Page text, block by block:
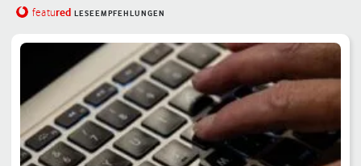
featured LESEEMPFEHLUNGEN